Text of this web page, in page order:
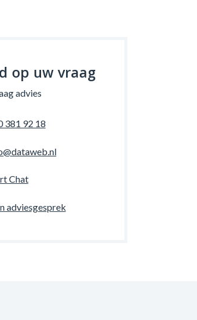
op uw vraag
advies
381 92 18
Chat
adviesgesprek